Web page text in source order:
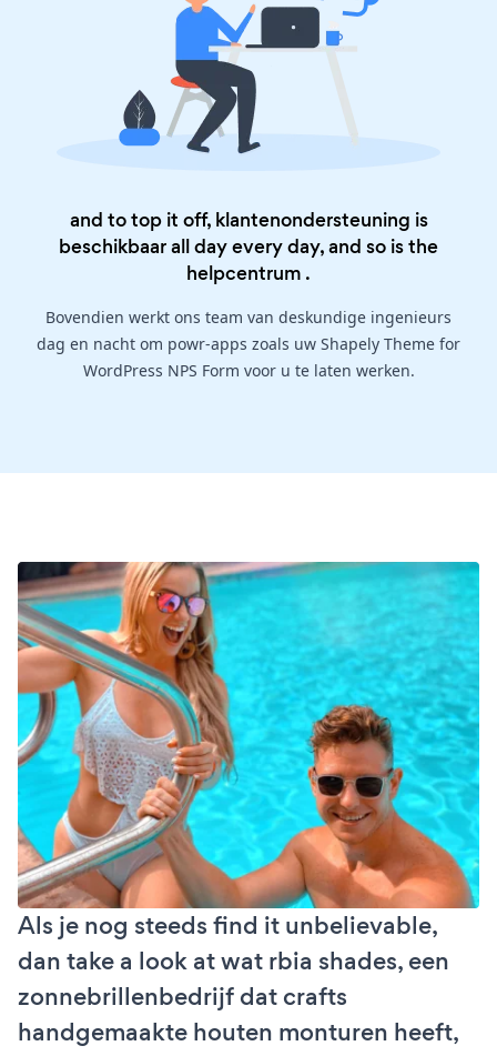
and to top it off, klantenondersteuning is
beschikbaar all day every day, and so is the
helpcentrum .
Bovendien werkt ons team van deskundige ingenieurs
dag en nacht om powr-apps zoals uw Shapely Theme for
WordPress NPS Form voor u te laten werken.
Als je nog steeds find it unbelievable,
dan take a look at wat rbia shades, een
zonnebrillenbedrijf dat crafts
handgemaakte houten monturen heeft,